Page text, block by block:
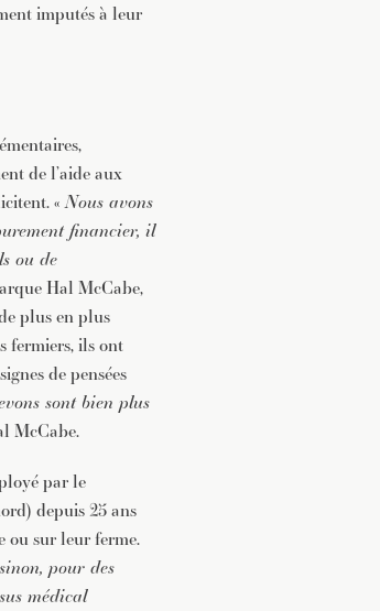
imputés à leur
de l’aide aux
«Nous avons
financier, il
ou de
Hal McCabe,
plus en plus
fermiers, ils ont
de pensées
sont bien plus
McCabe.
par le
depuis 25 ans
ou sur leur ferme.
pour des
médical